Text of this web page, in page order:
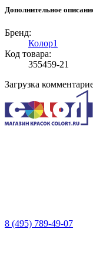
Дополнительное
Бренд:
Колор1
Код товара:
355459-21
Загрузка
8 (495) 789-49-07